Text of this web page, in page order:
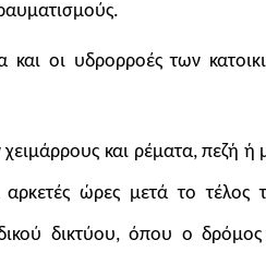
οι υδρορροές των
και ρέματα, πεζή ή
ώρες μετά το τέλος
δικτύου, όπου ο